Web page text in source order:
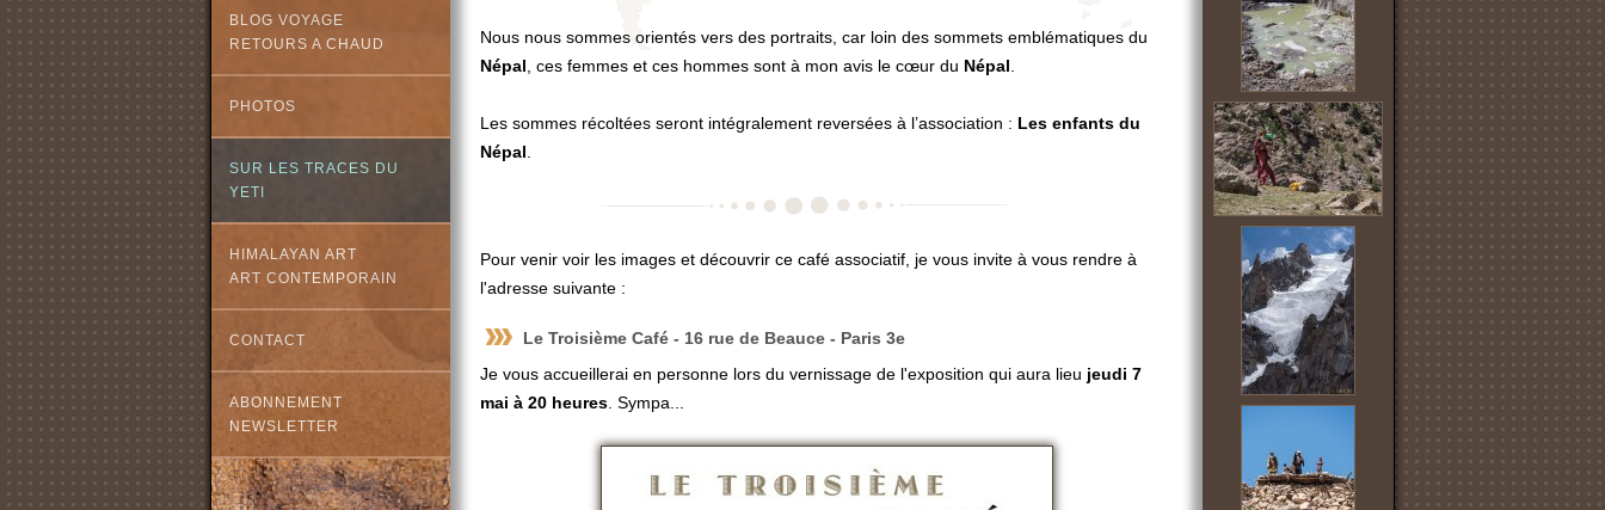
BLOG VOYAGE
RETOURS A CHAUD
PHOTOS
SUR LES TRACES DU
YETI
HIMALAYAN ART
ART CONTEMPORAIN
CONTACT
ABONNEMENT
NEWSLETTER
Nous nous sommes orientés vers des portraits, car loin des sommets emblématiques du
Népal , ces femmes et ces hommes sont à mon avis le cœur du Népal
Les sommes récoltées seront intégralement reversées à l’association : Les enfants du
Népal
Pour venir voir les images et découvrir ce café associatif, je vous invite à vous rendre à
l'adresse suivante :
Le Troisième Café - 16 rue de Beauce - Paris 3e
Je vous accueillerai en personne lors du vernissage de l'exposition qui aura lieu jeudi 7
mai à 20 heures . Sympa...